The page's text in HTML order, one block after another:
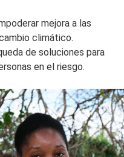
mejora a las
climático.
de soluciones para
en el riesgo.